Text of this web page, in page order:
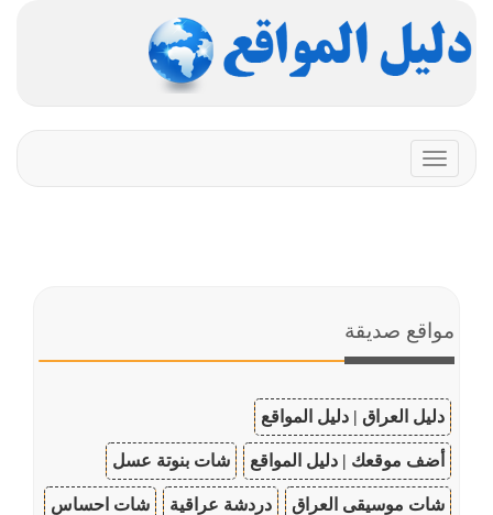
Toggle
navigation
مواقع صديقة
دليل العراق | دليل المواقع
أضف موقعك | دليل المواقع شات بنوتة عسل
شات موسيقى العراق دردشة عراقية شات احساس